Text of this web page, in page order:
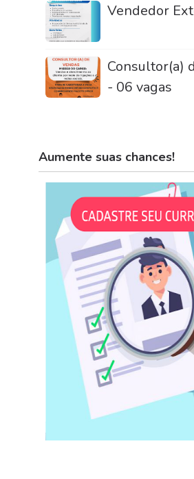
Vendedor
Consultor(a)
- 06 vagas
Aumente suas chances!